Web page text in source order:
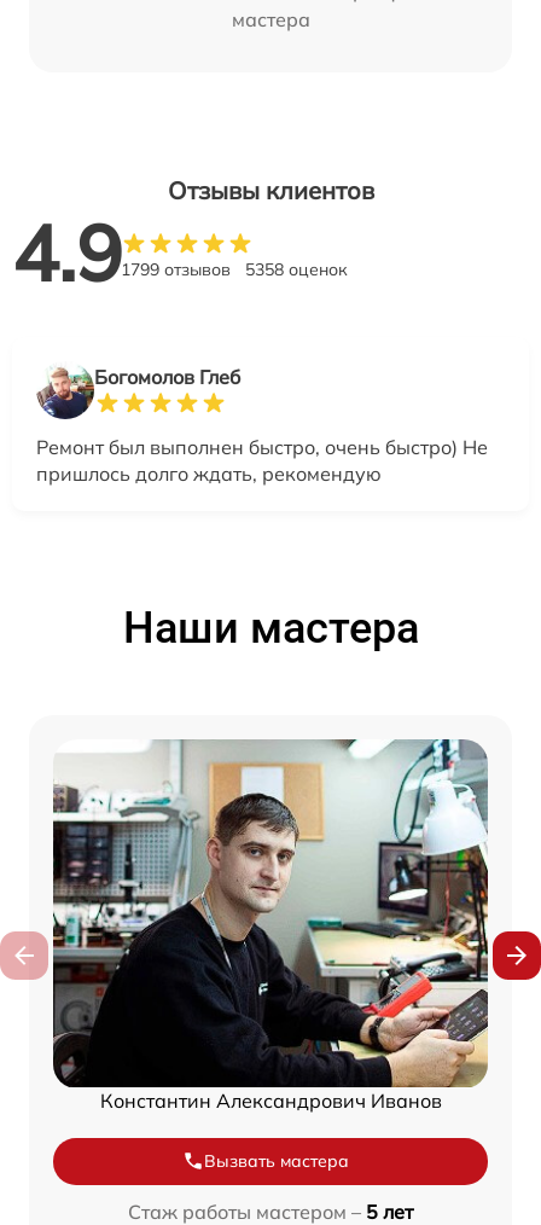
мастера
Отзывы клиентов
4.91799 отзывов 5358 оценок
Богомолов Глеб
Ремонт был выполнен быстро, очень быстро) Не
пришлось долго ждать, рекомендую
Наши мастера
Константин Александрович Иванов
Вызвать мастера
Стаж работы мастером – 5 лет